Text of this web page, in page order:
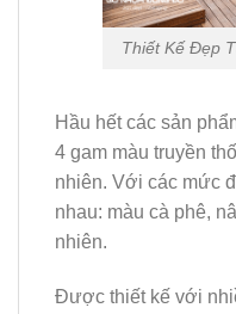
Thiết Kế Đẹp
Hầu hết các sản
4 gam màu truyền
nhiên. Với các mức
nhau: màu cà phê,
nhiên.
Được thiết kế với